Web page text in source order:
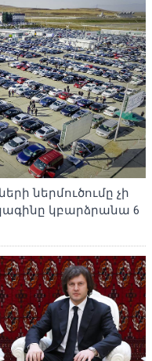
ներմուծումը չի
կբարձրանա 6